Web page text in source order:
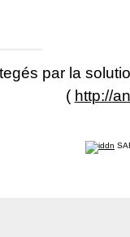
par la
( http://